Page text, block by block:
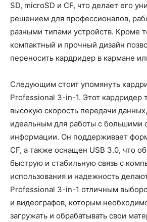
SD, microSD и CF, что делает его
решением для профессионалов,
разными типами устройств. Кроме
компактный и прочный дизайн
переносить кардридер в кармане
Следующим стоит упомянуть
Professional 3-in-1. Этот кардридер
высокую скорость передачи
идеальным для работы с большими
информации. Он поддерживает
CF, а также оснащен USB 3.0, что
быструю и стабильную связь с
использования и надежность
Professional 3-in-1 отличным
и видеографов, которым
загружать и обрабатывать свои